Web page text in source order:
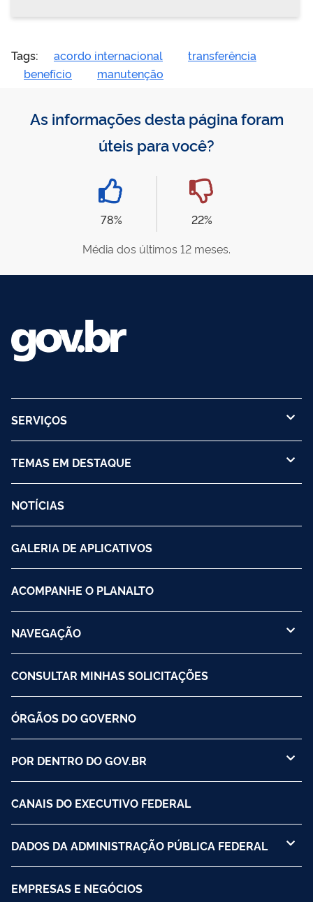
Tags: acordo internacional
transferência
benefício
manutenção
As informações desta página foram
úteis para você?
78%
22%
Média dos últimos 12 meses.
SERVIÇOS
TEMAS EM DESTAQUE
NOTÍCIAS
GALERIA DE APLICATIVOS
ACOMPANHE O PLANALTO
NAVEGAÇÃO
CONSULTAR MINHAS SOLICITAÇÕES
ÓRGÃOS DO GOVERNO
POR DENTRO DO GOV.BR
CANAIS DO EXECUTIVO FEDERAL
DADOS DA ADMINISTRAÇÃO PÚBLICA FEDERAL
EMPRESAS E NEGÓCIOS